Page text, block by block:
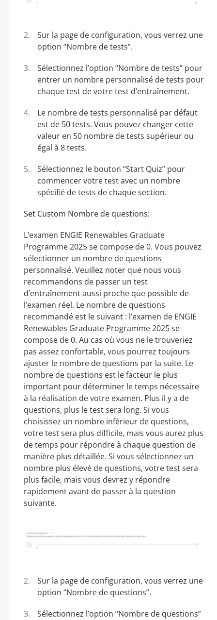
Sur la page de configuration, vous verrez une
option “Nombre de tests”.
Sélectionnez l’option “Nombre de tests” pour
entrer un nombre personnalisé de tests pour
chaque test de votre test d’entraînement.
Le nombre de tests personnalisé par défaut
est de 50 tests. Vous pouvez changer cette
valeur en 50 nombre de tests supérieur ou
égal à 8 tests.
Sélectionnez le bouton “Start Quiz” pour
commencer votre test avec un nombre
spécifié de tests de chaque section.
Set Custom Nombre de questions:
L’examen ENGIE Renewables Graduate
Programme 2025 se compose de 0. Vous pouvez
sélectionner un nombre de questions
personnalisé. Veuillez noter que nous vous
recommandons de passer un test
d’entraînement aussi proche que possible de
l’examen réel. Le nombre de questions
recommandé est le suivant : l’examen de ENGIE
Renewables Graduate Programme 2025 se
compose de 0. Au cas où vous ne le trouveriez
pas assez confortable, vous pourrez toujours
ajuster le nombre de questions par la suite. Le
nombre de questions est le facteur le plus
important pour déterminer le temps nécessaire
à la réalisation de votre examen. Plus il y a de
questions, plus le test sera long. Si vous
choisissez un nombre inférieur de questions,
votre test sera plus difficile, mais vous aurez plus
de temps pour répondre à chaque question de
manière plus détaillée. Si vous sélectionnez un
nombre plus élevé de questions, votre test sera
plus facile, mais vous devrez y répondre
rapidement avant de passer à la question
suivante.
Sur la page de configuration, vous verrez une
option “Nombre de questions”.
Sélectionnez l’option “Nombre de questions”